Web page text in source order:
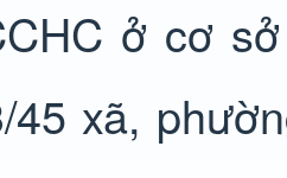
ở cơ
45 xã,